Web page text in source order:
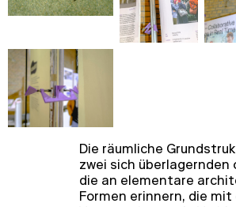
Die räumliche
zwei sich überlagernden
die an elementare
Formen erinnern, die